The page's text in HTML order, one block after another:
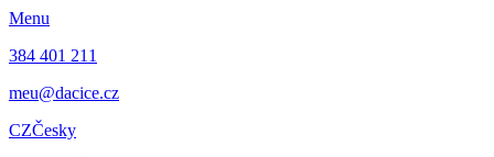
Menu
384 401 211
meu@dacice.cz
CZČesky